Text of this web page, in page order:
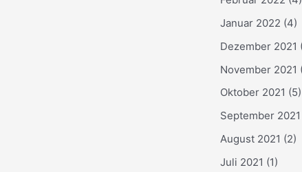
Januar 2022 (4)
Dezember 2021
November 2021
Oktober 2021 (5)
September 2021
August 2021 (2)
Juli 2021 (1)